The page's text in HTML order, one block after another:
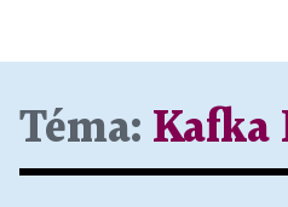
Téma: Kafka